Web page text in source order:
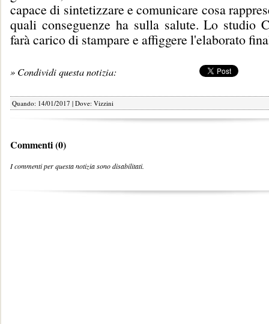
capace di sintetizzare e comunicare cosa
quali conseguenze ha sulla salute. Lo studio
farà carico di stampare e affiggere l'elaborato
» Condividi questa notizia:
Quando: 14/01/2017 | Dove: Vizzini
Commenti (0)
I commenti per questa notizia sono disabilitati.